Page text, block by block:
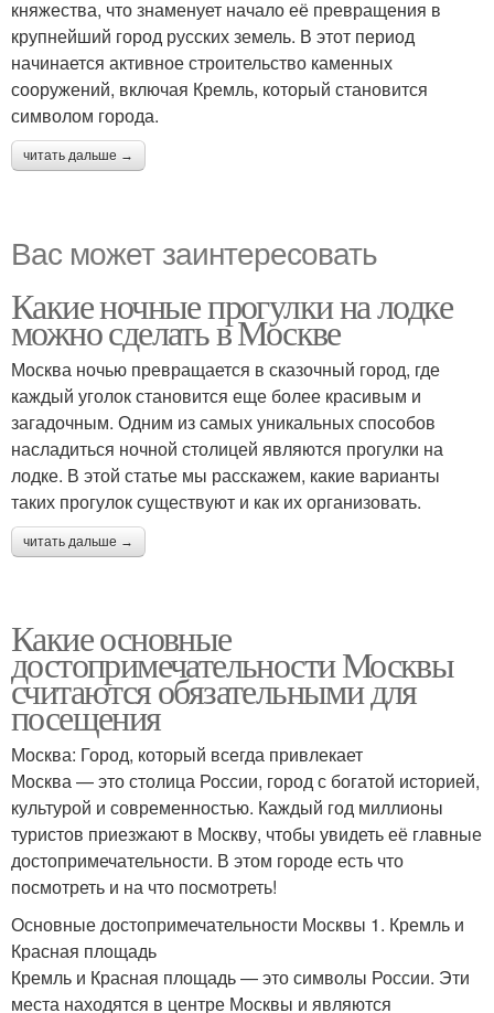
княжества, что знаменует начало её превращения в
крупнейший город русских земель. В этот период
начинается активное строительство каменных
сооружений, включая Кремль, который становится
символом города.
читать дальше →
Вас может заинтересовать
Какие ночные прогулки на лодке
можно сделать в Москве
Москва ночью превращается в сказочный город, где
каждый уголок становится еще более красивым и
загадочным. Одним из самых уникальных способов
насладиться ночной столицей являются прогулки на
лодке. В этой статье мы расскажем, какие варианты
таких прогулок существуют и как их организовать.
читать дальше →
Какие основные
достопримечательности Москвы
считаются обязательными для
посещения
Москва: Город, который всегда привлекает
Москва — это столица России, город с богатой историей,
культурой и современностью. Каждый год миллионы
туристов приезжают в Москву, чтобы увидеть её главные
достопримечательности. В этом городе есть что
посмотреть и на что посмотреть!
Основные достопримечательности Москвы 1. Кремль и
Красная площадь
Кремль и Красная площадь — это символы России. Эти
места находятся в центре Москвы и являются